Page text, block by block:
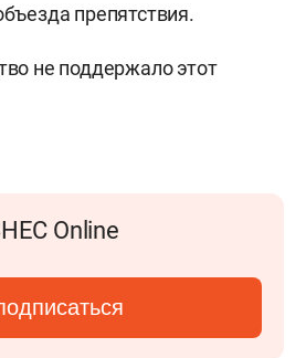
препятствия.
не поддержало этот
Online